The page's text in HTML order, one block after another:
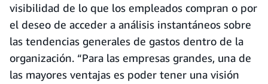
visibilidad de lo que los empleados compran o por
el deseo de acceder a análisis instantáneos sobre
las tendencias generales de gastos dentro de la
organización. “Para las empresas grandes, una de
las mayores ventajas es poder tener una visión